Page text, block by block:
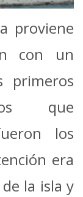
proviene
con un
primeros
que
los
era
la isla y